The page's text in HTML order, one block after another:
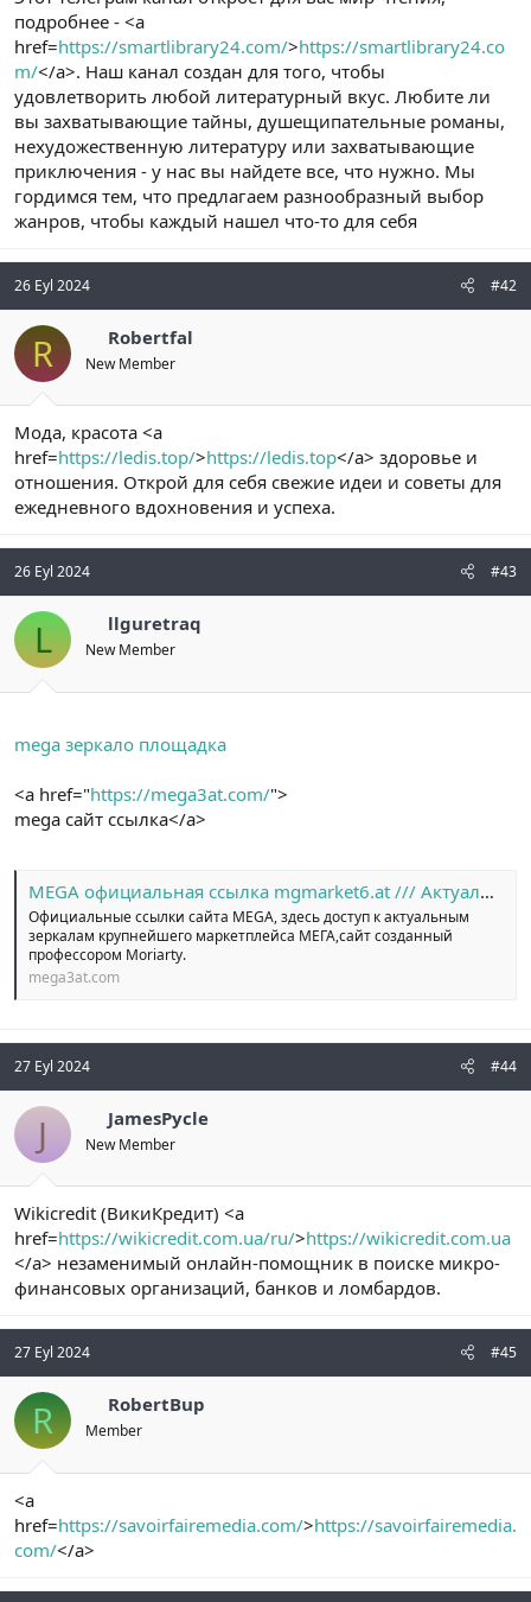
t
a
n
h
i
подробнее - <a
href=https://smartlibrary24.com/>https://smartlibrary24.co
m/</a>. Наш канал создан для того, чтобы
удовлетворить любой литературный вкус. Любите ли
вы захватывающие тайны, душещипательные романы,
нехудожественную литературу или захватывающие
приключения - у нас вы найдете все, что нужно. Мы
гордимся тем, что предлагаем разнообразный выбор
жанров, чтобы каждый нашел что-то для себя
26 Eyl 2024 #42
R Robertfal
New Member
Мода, красота <a
href=https://ledis.top/>https://ledis.top</a> здоровье и
отношения. Открой для себя свежие идеи и советы для
ежедневного вдохновения и успеха.
26 Eyl 2024 #43
L llguretraq
New Member
mega зеркало площадка
<a href="https://mega3at.com/">
mega сайт ссылка</a>
MEGA официальная ссылка mgmarket6.at /// Актуальные ссылки MEGA
Официальные ссылки сайта MEGA, здесь доступ к актуальным
зеркалам крупнейшего маркетплейса МЕГА,сайт созданный
профессором Moriarty.
mega3at.com
27 Eyl 2024 #44
J JamesPycle
New Member
Wikicredit (ВикиКредит) <a
href=https://wikicredit.com.ua/ru/>https://wikicredit.com.ua
</a> незаменимый онлайн-помощник в поиске микро-
финансовых организаций, банков и ломбардов.
27 Eyl 2024 #45
R RobertBup
Member
<a
href=https://savoirfairemedia.com/>https://savoirfairemedia.
com/</a>